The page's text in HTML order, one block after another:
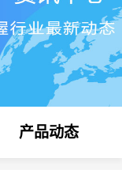
产品动态